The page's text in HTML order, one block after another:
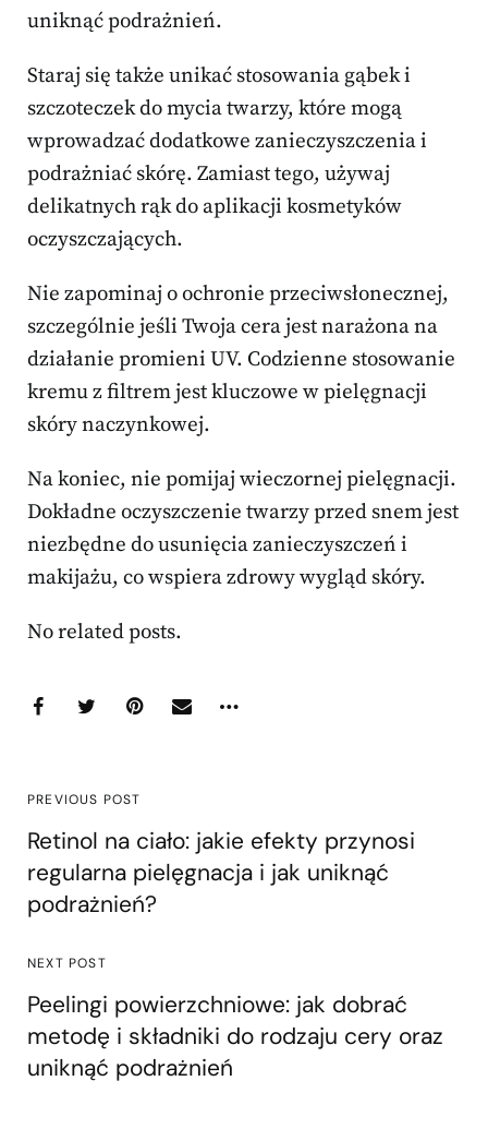
uniknąć podrażnień.
Staraj się także unikać stosowania gąbek i
szczoteczek do mycia twarzy, które mogą
wprowadzać dodatkowe zanieczyszczenia i
podrażniać skórę. Zamiast tego, używaj
delikatnych rąk do aplikacji kosmetyków
oczyszczających.
Nie zapominaj o ochronie przeciwsłonecznej,
szczególnie jeśli Twoja cera jest narażona na
działanie promieni UV. Codzienne stosowanie
kremu z filtrem jest kluczowe w pielęgnacji
skóry naczynkowej.
Na koniec, nie pomijaj wieczornej pielęgnacji.
Dokładne oczyszczenie twarzy przed snem jest
niezbędne do usunięcia zanieczyszczeń i
makijażu, co wspiera zdrowy wygląd skóry.
No related posts.
PREVIOUS POST
Retinol na ciało: jakie efekty przynosi
regularna pielęgnacja i jak uniknąć
podrażnień?
NEXT POST
Peelingi powierzchniowe: jak dobrać
metodę i składniki do rodzaju cery oraz
uniknąć podrażnień